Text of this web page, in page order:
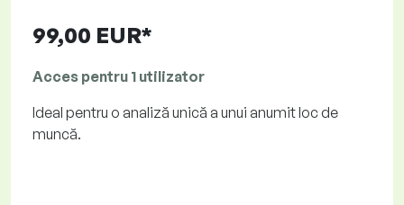
99,00 EUR*
Acces pentru 1 utilizator
Ideal pentru o analiză unică a unui anumit loc de
muncă.